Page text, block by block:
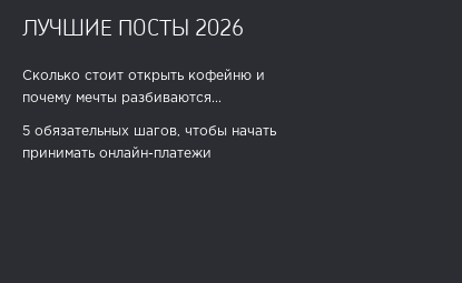
ЛУЧШИЕ ПОСТЫ 2026
Сколько стоит открыть кофейню и
почему мечты разбиваются...
5 обязательных шагов, чтобы начать
принимать онлайн-платежи